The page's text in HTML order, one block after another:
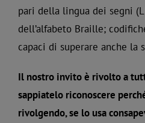
pari della lingua dei segni
dell’alfabeto Braille;
capaci di superare anche la
Il nostro invito è rivolto a
sappiatelo riconoscere
rivolgendo, se lo usa